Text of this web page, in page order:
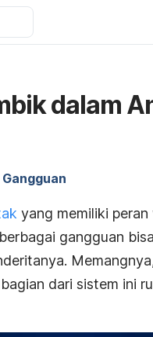
dalam
Gangguan
yang memiliki
gangguan
dari sistem ini